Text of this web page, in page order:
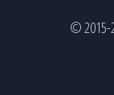
© 2015-